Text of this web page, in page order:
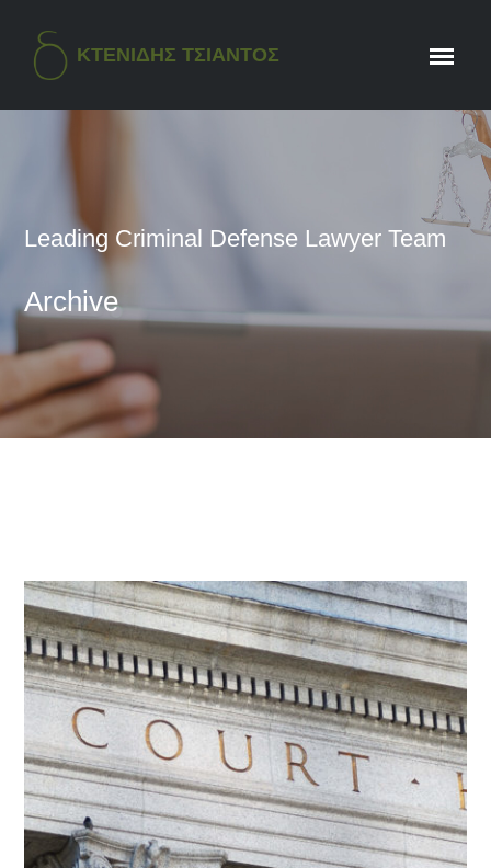
ΚΤΕΝΙΔΗΣ ΤΣΙΑΝΤΟΣ
Leading Criminal Defense Lawyer Team
Archive